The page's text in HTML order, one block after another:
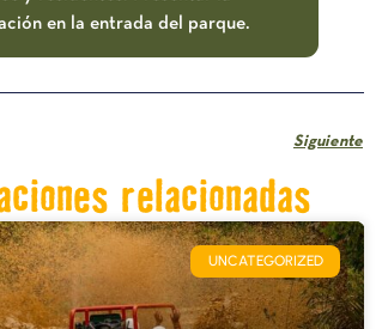
en la entrada del parque.
Siguiente
relacionadas
UNCATEGORIZED